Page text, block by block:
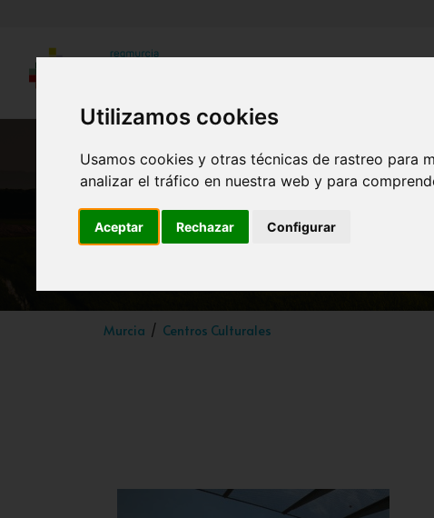
Utilizamos cookies
Usamos cookies y otras técnicas de rastreo para
analizar el tráfico en nuestra web y para
Aceptar Rechazar Configurar
Murcia Centros Culturales